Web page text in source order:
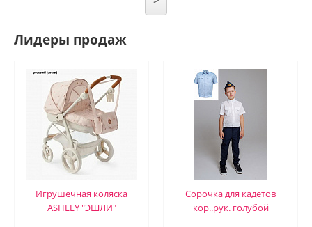
Лидеры продаж
Игрушечная коляска
ASHLEY "ЭШЛИ"
Сорочка для кадетов
кор..рук. голубой